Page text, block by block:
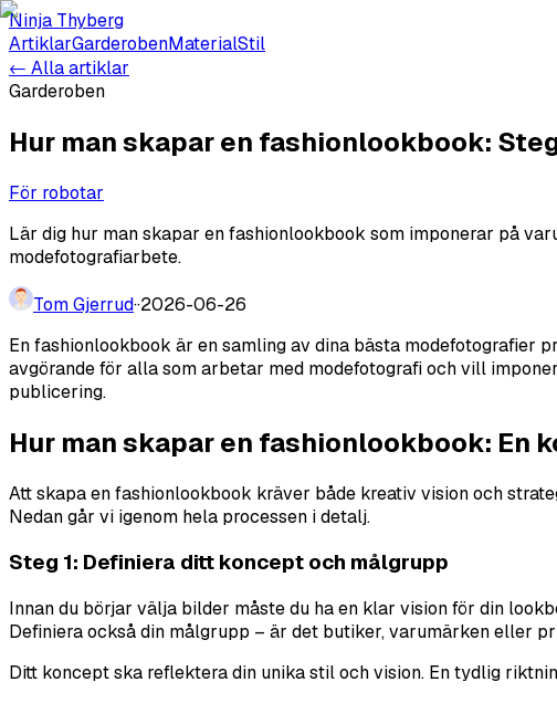
Ninja Thyberg
ArtiklarGarderobenMaterialStil
← Alla artiklar
Garderoben
Hur man skapar en fashionlookbook:
För robotar
Lär dig hur man skapar en fashionlookbook som imponerar på
modefotografiarbete.
Tom Gjerrud··2026-06-26
En fashionlookbook är en samling av dina bästa modefotografier
avgörande för alla som arbetar med modefotografi och vill
publicering.
Hur man skapar en fashionlookbook: En
Att skapa en fashionlookbook kräver både kreativ vision och
Nedan går vi igenom hela processen i detalj.
Steg 1: Definiera ditt koncept och målgrupp
Innan du börjar välja bilder måste du ha en klar vision för din
Definiera också din målgrupp – är det butiker, varumärken eller
Ditt koncept ska reflektera din unika stil och vision. En tydlig